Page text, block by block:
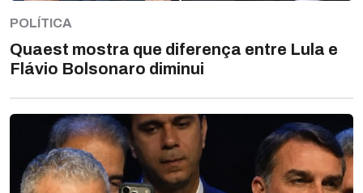
POLÍTICA
Quaest mostra que diferença entre Lula e
Flávio Bolsonaro diminui